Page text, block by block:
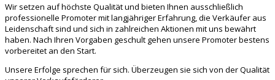
Wir setzen auf höchste Qualität und bieten Ihnen ausschließlich
professionelle Promoter mit langjähriger Erfahrung, die Verkäufer aus
Leidenschaft sind und sich in zahlreichen Aktionen mit uns bewährt
haben. Nach Ihren Vorgaben geschult gehen unsere Promoter bestens
vorbereitet an den Start.
Unsere Erfolge sprechen für sich. Überzeugen sie sich von der Qualität